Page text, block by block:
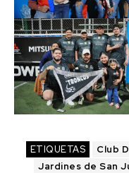
ETIQUETAS Club
Jardines de San